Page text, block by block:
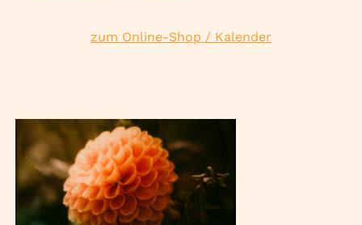
zum Online-Shop / Kalender